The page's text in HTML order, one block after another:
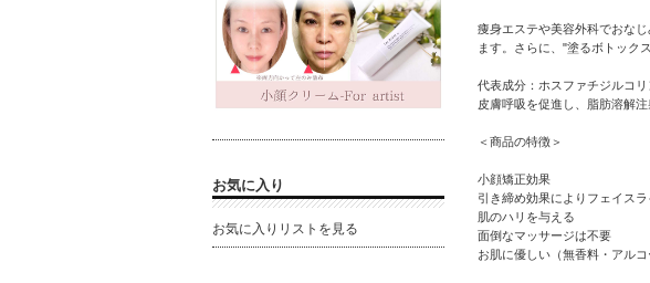
痩身エステや美容外科でおな
ます。さらに、"塗るボトック
代表成分：ホスファチジルコ
皮膚呼吸を促進し、脂肪溶解
＜商品の特徴＞
小顔矯正効果
引き締め効果によりフェイスラ
肌のハリを与える
面倒なマッサージは不要
お肌に優しい（無香料・アルコ
お気に入り
お気に入りリストを見る